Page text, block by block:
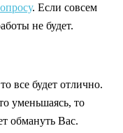
. Если совсем
не будет.
все будет отлично.
уменьшаясь, то
обмануть Вас.